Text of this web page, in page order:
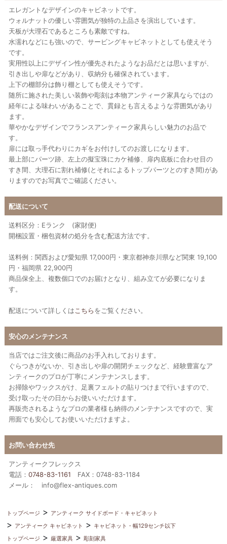
エレガントなデザインのキャビネットです。
ウォルナットの優しい雰囲気が独特の上品さを演出しています。
天板が大理石であるところも素敵ですね。
水濡れなどにも強いので、サービングキャビネットとしても使えそう
です。
実用性以上にデザイン性が優先されたようなお品だとは思いますが、
引き出しや扉などがあり、収納分も確保されています。
上下の棚部分は飾り棚としても使えそうです。
随所に施された美しい装飾や彫刻は本物アンティーク家具ならではの
経年による味わいがあることで、貫録とも言えるような雰囲気があり
ます。
華やかなデザインでフランスアンティーク家具らしい魅力のお品で
す。
扉には取っ手代わりにカギをお付けしてのお渡しになります。
最上部にパーツ跡、左上の擬宝珠にカケ補修、扉内底板に合わせ目の
すき間、大理石に割れ補修(とそれによるトップパーツとのすき間)があ
りますのでお写真でご確認ください。
配送について
送料区分：Eランク (家財便)
開梱設置・梱包資材の処分を含む配送方法です。
送料例：関西および愛知県 17,000円・東京都神奈川県など関東 19,100
円・福岡県 22,900円
商品保全上、複数個口でのお届けとなり、組み立てが必要になりま
す。
配送について詳しくは こちらをご覧ください。
安心のメンテナンス
当店ではご注文後に商品のお手入れしております。
ぐらつきがないか、引き出しや扉の開閉チェックなど、経験豊富なア
ンティークのプロが丁寧にメンテナンスします。
お掃除やワックスがけ、足裏フェルトの貼りつけまで行いますので、
受け取ったその日からお使いいただけます。
再販売されるようなプロの業者様も納得のメンテナンスですので、実
用面でも安心してお使いいただけますよ。
お問い合わせ先
アンティークフレックス
電話： 0748-83-1161 FAX：0748-83-1184
メール： info@flex-antiques.com
トップページ
アンティーク サイドボード・キャビネット
アンティーク キャビネット
キャビネット・幅129センチ以下
トップページ
厳選家具 彫刻家具